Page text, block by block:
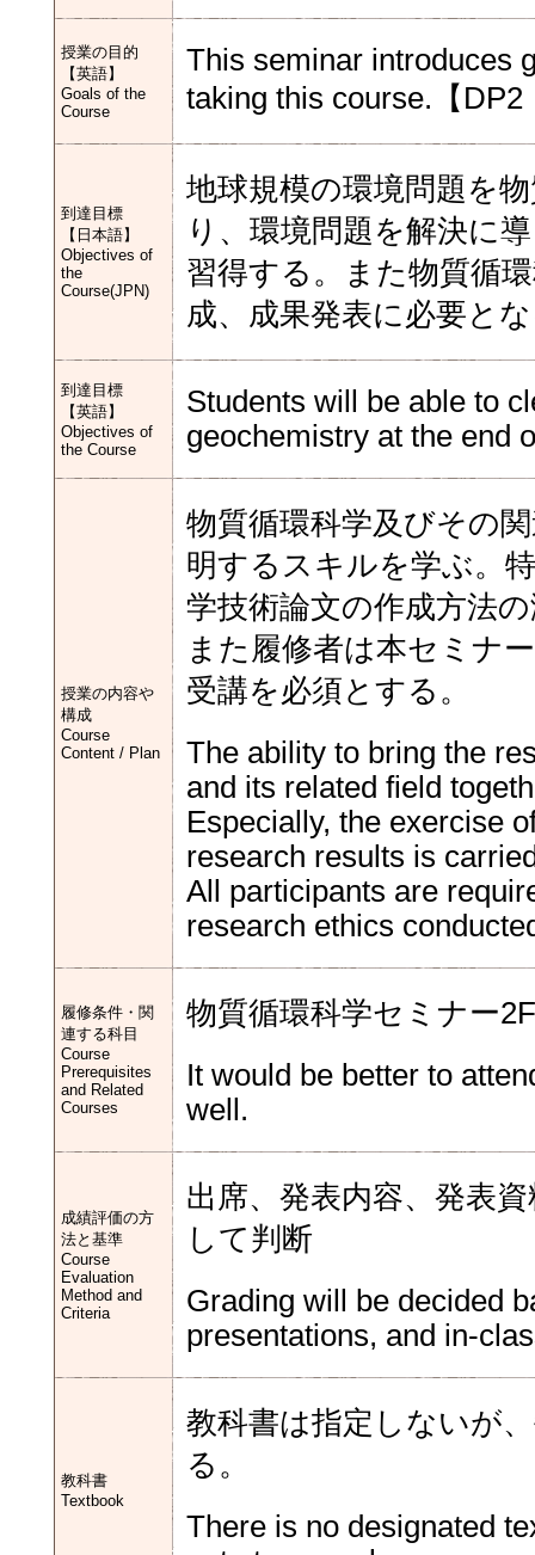
授業の目的
【英語】
Goals of the
Course
This seminar introduces
taking this course.【DP2
到達目標
【日本語】
Objectives of
the
Course(JPN)
地球規模の環境問題を
り、環境問題を解決に
習得する。また物質循
成、成果発表に必要と
到達目標
【英語】
Objectives of
the Course
Students will be able to
geochemistry at the end
授業の内容や
構成
Course
Content / Plan
物質循環科学及びその
明するスキルを学ぶ。
学技術論文の作成方法
また履修者は本セミナ
受講を必須とする。
The ability to bring the
and its related field
Especially, the exercise
research results is
All participants are
research ethics
履修条件・関
連する科目
Course
Prerequisites
and Related
Courses
物質循環科学セミナー
It would be better to
well.
成績評価の方
法と基準
Course
Evaluation
Method and
Criteria
出席、発表内容、発表
して判断
Grading will be decided
presentations, and in-
教科書
Textbook
教科書は指定しないが
る。
There is no designated